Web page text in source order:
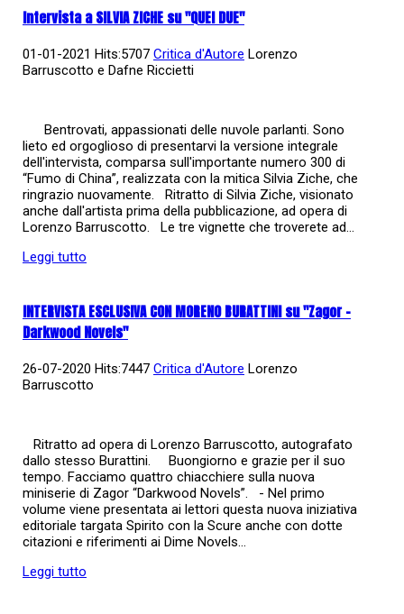
Intervista a SILVIA ZICHE su "QUEI DUE"
01-01-2021 Hits:5707 Critica d'Autore Lorenzo
Barruscotto e Dafne Riccietti
Bentrovati, appassionati delle nuvole parlanti. Sono
lieto ed orgoglioso di presentarvi la versione integrale
dell'intervista, comparsa sull'importante numero 300 di
“Fumo di China”, realizzata con la mitica Silvia Ziche, che
ringrazio nuovamente. Ritratto di Silvia Ziche, visionato
anche dall'artista prima della pubblicazione, ad opera di
Lorenzo Barruscotto. Le tre vignette che troverete ad...
Leggi tutto
INTERVISTA ESCLUSIVA CON MORENO BURATTINI su "Zagor -
Darkwood Novels"
26-07-2020 Hits:7447 Critica d'Autore Lorenzo
Barruscotto
Ritratto ad opera di Lorenzo Barruscotto, autografato
dallo stesso Burattini. Buongiorno e grazie per il suo
tempo. Facciamo quattro chiacchiere sulla nuova
miniserie di Zagor “Darkwood Novels”. - Nel primo
volume viene presentata ai lettori questa nuova iniziativa
editoriale targata Spirito con la Scure anche con dotte
citazioni e riferimenti ai Dime Novels...
Leggi tutto